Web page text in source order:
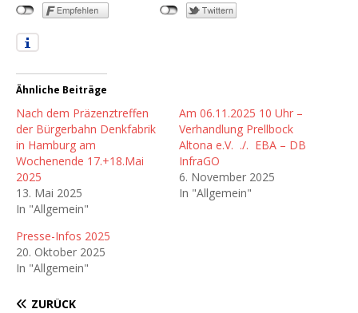
Ähnliche Beiträge
Nach dem Präzenztreffen
der Bürgerbahn Denkfabrik
in Hamburg am
Wochenende 17.+18.Mai
2025
13. Mai 2025
In "Allgemein"
Am 06.11.2025 10 Uhr –
Verhandlung Prellbock
Altona e.V. ./. EBA – DB
InfraGO
6. November 2025
In "Allgemein"
Presse-Infos 2025
20. Oktober 2025
In "Allgemein"
ZURÜCK